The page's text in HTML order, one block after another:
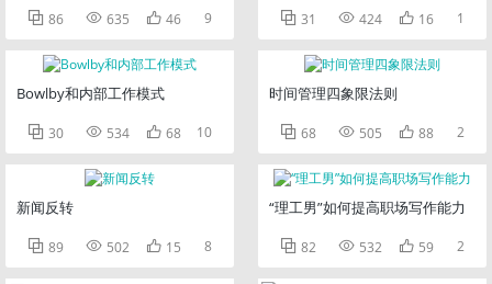
 86  635  46 9
Bowlby和内部工作模式
 30  534  68 10
新闻反转
 89  502  15 8
 31  424  16 1
时间管理四象限法则
 68  505  88 2
“理工男”如何提高职场写作能力
 82  532  59 2